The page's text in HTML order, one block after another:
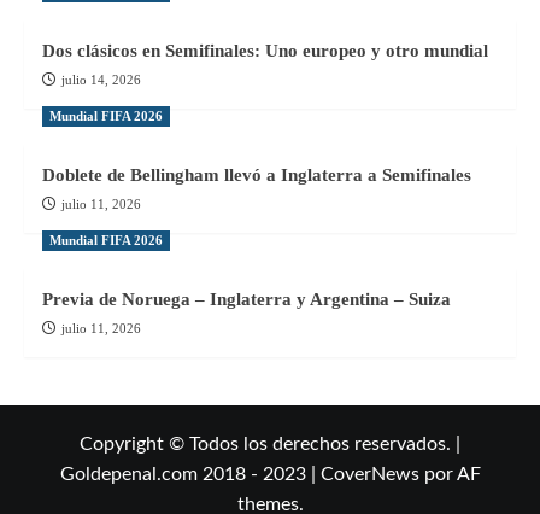
Dos clásicos en Semifinales: Uno europeo y otro mundial
julio 14, 2026
Mundial FIFA 2026
Doblete de Bellingham llevó a Inglaterra a Semifinales
julio 11, 2026
Mundial FIFA 2026
Previa de Noruega – Inglaterra y Argentina – Suiza
julio 11, 2026
Copyright © Todos los derechos reservados. |
Goldepenal.com 2018 - 2023
CoverNewspor AF
themes.